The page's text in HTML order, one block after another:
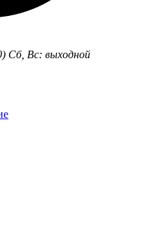
Сб, Вс: выходной